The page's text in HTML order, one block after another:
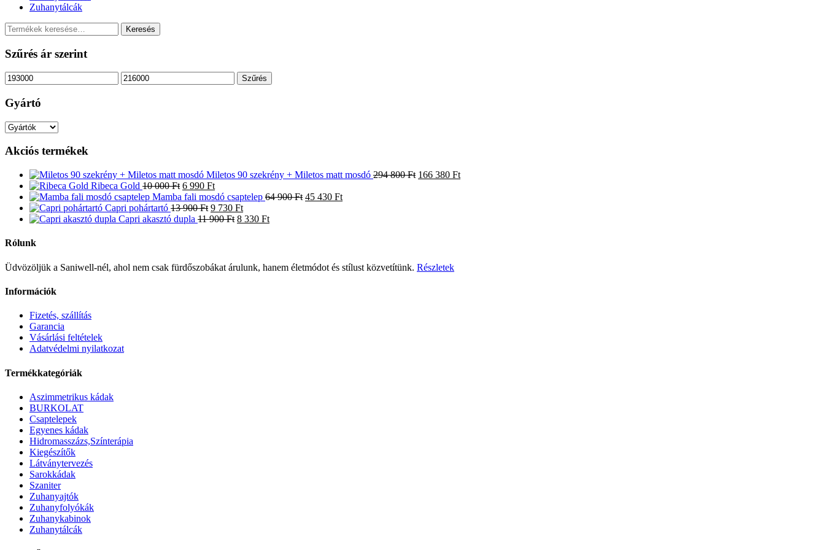
Zuhanytálcák
Keresés
a
következőre:
Keresés
Szűrés ár szerint
Min
ár
Max
ár
Szűrés
Gyártó
Akciós termékek
Miletos 90 szekrény + Miletos matt mosdó 294 800Ft Original
166 380 FtCurrent
Ribeca Gold 10 000Ft Original
price
was:
10
6 990 FtCurrent
price
is:
6
Mamba fali mosdó csaptelep 64 900Ft Original
45 430 FtCurrent
Capri pohártartó 13 900Ft Original
price
9 730 FtCurrent
price
Capri akasztó dupla 11 900Ft Original
900 Ft.
8 330 FtCurrent
330 Ft.
Rólunk
Üdvözöljük a Saniwell-nél, ahol nem csak fürdőszobákat árulunk, hanem életmódot és stílust közvetítünk. Részletek
Információk
Fizetés, szállítás
Garancia
Vásárlási feltételek
Adatvédelmi nyilatkozat
Termékkategóriák
Aszimmetrikus kádak
BURKOLAT
Csaptelepek
Egyenes kádak
Hidromasszázs,Színterápia
Kiegészítők
Látványtervezés
Sarokkádak
Szaniter
Zuhanyajtók
Zuhanyfolyókák
Zuhanykabinok
Zuhanytálcák